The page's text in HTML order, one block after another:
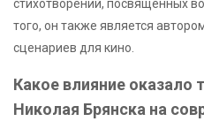
стихотворений, посвященных
того, он также является
сценариев для кино.
Какое влияние оказало
Николая Брянска на